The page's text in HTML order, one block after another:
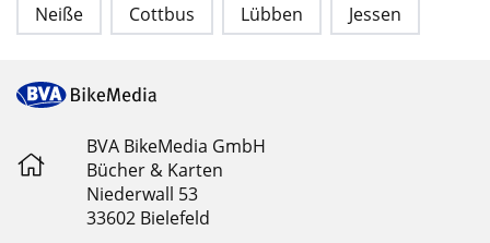
Neiße Cottbus Lübben Jessen
BVA BikeMedia GmbH
Bücher & Karten
Niederwall 53
33602 Bielefeld